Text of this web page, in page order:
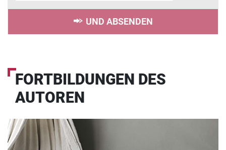
UND ABSENDEN
FORTBILDUNGEN DES
AUTOREN